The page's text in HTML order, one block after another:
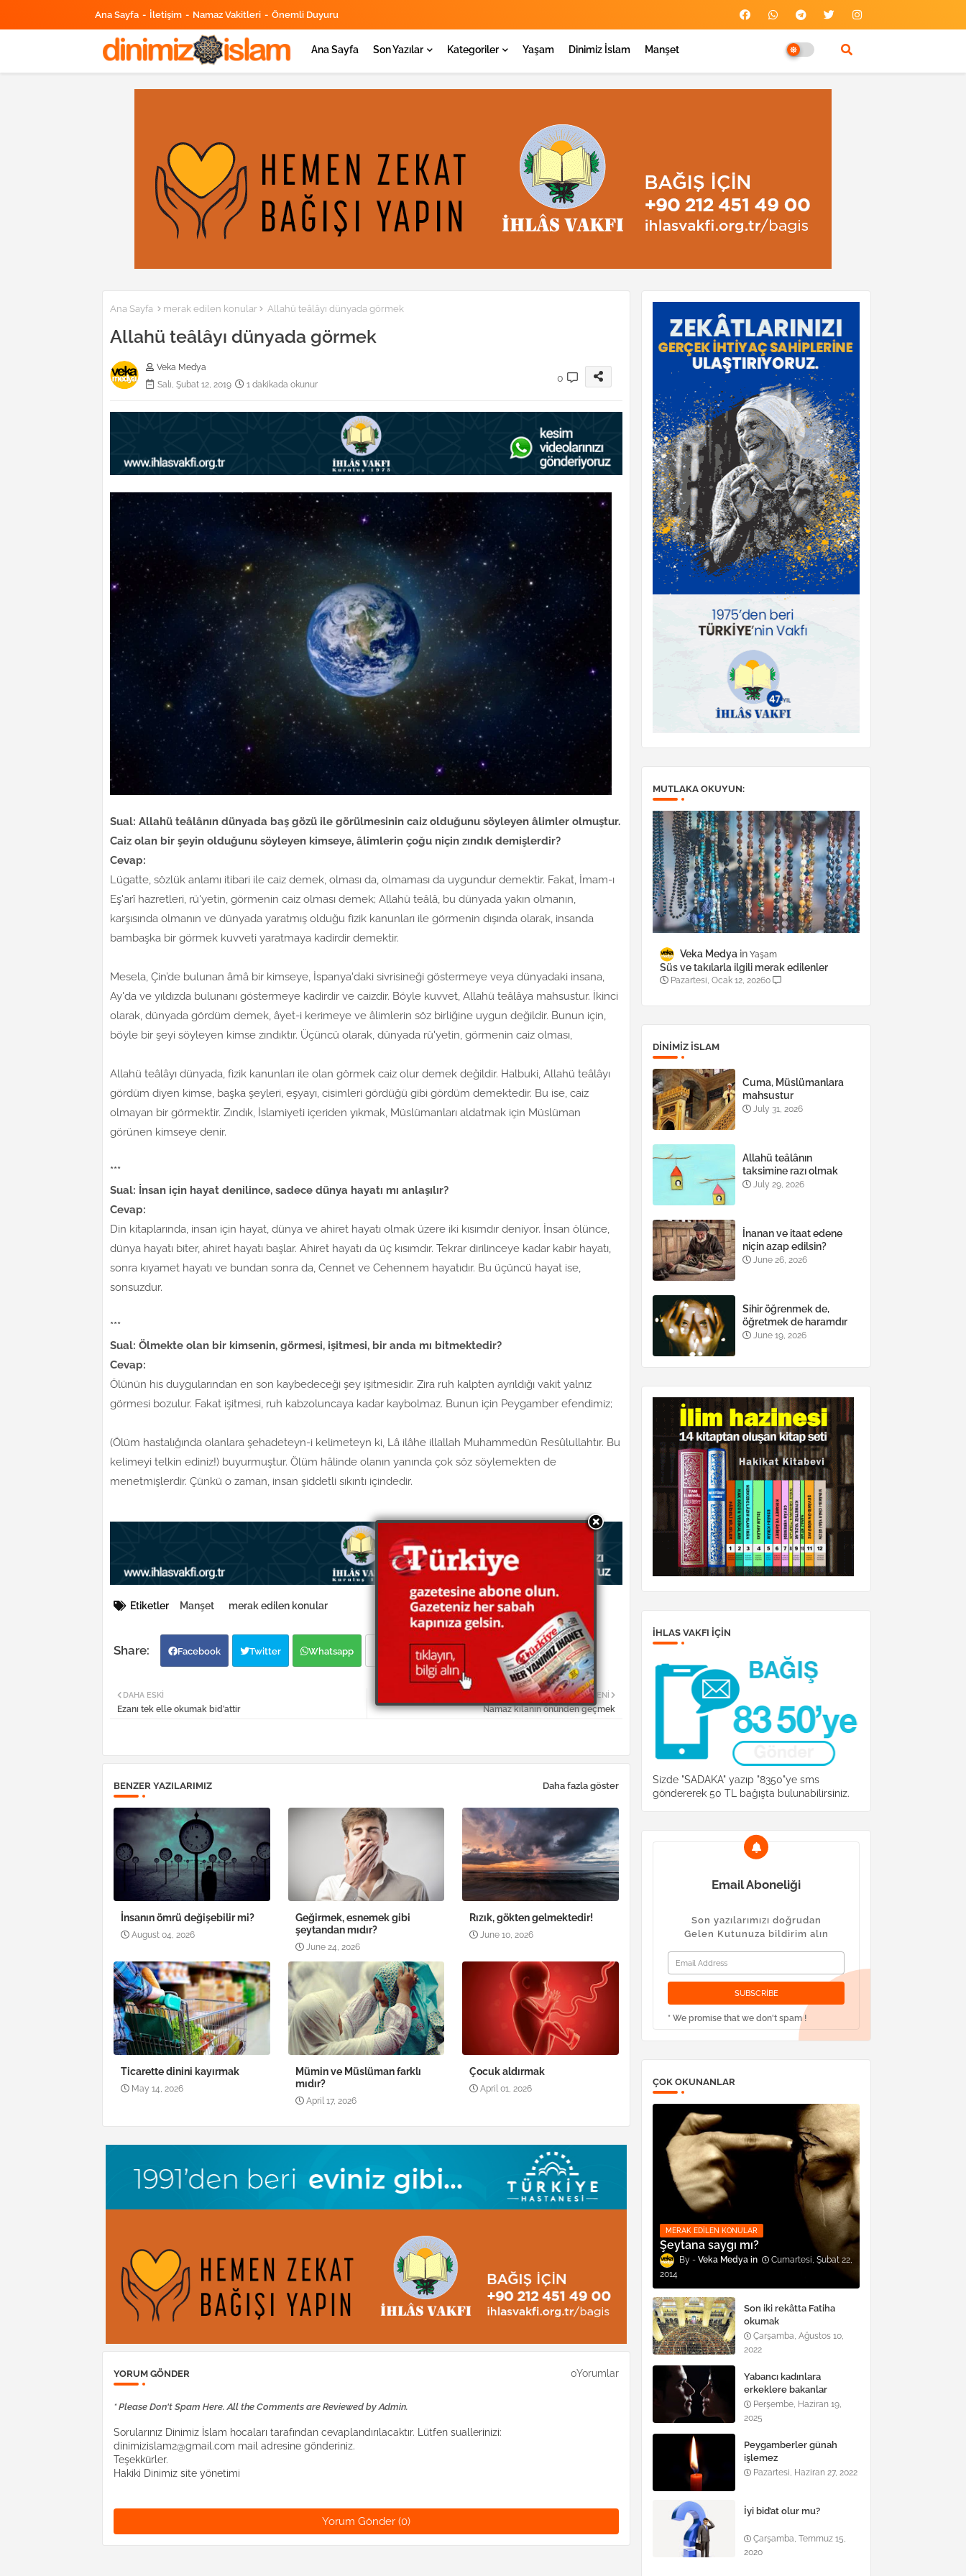
Ana Sayfa İletişim Namaz Vakitleri Önemli Duyuru
Ana Sayfa Son Yazılar Kategoriler Yaşam Dinimiz İslam Manşet
Ana Sayfa merak edilen konular Allahü teâlâyı dünyada görmek
Allahü teâlâyı dünyada görmek
Veka Medya
Salı, Şubat 12, 2019
1 dakikada okunur
0
Sual: Allahü teâlânın dünyada baş gözü ile görülmesinin caiz olduğunu söyleyen âlimler olmuştur.
Caiz olan bir şeyin olduğunu söyleyen kimseye, âlimlerin çoğu niçin zındık demişlerdir?
Cevap:
Lügatte, sözlük anlamı itibari ile caiz demek, olması da, olmaması da uygundur demektir. Fakat, İmam-ı
Eş'arî hazretleri, rü'yetin, görmenin caiz olması demek; Allahü teâlâ, bu dünyada yakın olmanın,
karşısında olmanın ve dünyada yaratmış olduğu fizik kanunları ile görmenin dışında olarak, insanda
bambaşka bir görmek kuvveti yaratmaya kadirdir demektir.
Mesela, Çin’de bulunan âmâ bir kimseye, İspanya'daki sivrisineği göstermeye veya dünyadaki insana,
Ay'da ve yıldızda bulunanı göstermeye kadirdir ve caizdir. Böyle kuvvet, Allahü teâlâya mahsustur. İkinci
olarak, dünyada gördüm demek, âyet-i kerimeye ve âlimlerin söz birliğine uygun değildir. Bunun için,
böyle bir şeyi söyleyen kimse zındıktır. Üçüncü olarak, dünyada rü'yetin, görmenin caiz olması,
Allahü teâlâyı dünyada, fizik kanunları ile olan görmek caiz olur demek değildir. Halbuki, Allahü teâlâyı
gördüm diyen kimse, başka şeyleri, eşyayı, cisimleri gördüğü gibi gördüm demektedir. Bu ise, caiz
olmayan bir görmektir. Zındık, İslamiyeti içeriden yıkmak, Müslümanları aldatmak için Müslüman
görünen kimseye denir.
***
Sual: İnsan için hayat denilince, sadece dünya hayatı mı anlaşılır?
Cevap:
Din kitaplarında, insan için hayat, dünya ve ahiret hayatı olmak üzere iki kısımdır deniyor. İnsan ölünce,
dünya hayatı biter, ahiret hayatı başlar. Ahiret hayatı da üç kısımdır. Tekrar dirilinceye kadar kabir hayatı,
sonra kıyamet hayatı ve bundan sonra da, Cennet ve Cehennem hayatıdır. Bu üçüncü hayat ise,
sonsuzdur.
***
Sual: Ölmekte olan bir kimsenin, görmesi, işitmesi, bir anda mı bitmektedir?
Cevap:
Ölünün his duygularından en son kaybedeceği şey işitmesidir. Zira ruh kalpten ayrıldığı vakit yalnız
görmesi bozulur. Fakat işitmesi, ruh kabzoluncaya kadar kaybolmaz. Bunun için Peygamber efendimiz;
(Ölüm hastalığında olanlara şehadeteyn-i kelimeteyn ki, Lâ ilâhe illallah Muhammedün Resûlullahtır. Bu
kelimeyi telkin ediniz!) buyurmuştur. Ölüm hâlinde olanın yanında çok söz söylemekten de
menetmişlerdir. Çünkü o zaman, insan şiddetli sıkıntı içindedir.
Etiketler Manşet merak edilen konular
Facebook Twitter Whatsapp
DAHA YENI
Namaz kılanın önünden geçmek
DAHA ESKI
Ezanı tek elle okumak bid’attir
BENZER YAZILARIMIZ Daha fazla göster
İnsanın ömrü değişebilir mi?
August 04, 2026
Geğirmek, esnemek gibi
şeytandan mıdır?
June 24, 2026
Rızık, gökten gelmektedir!
June 10, 2026
Ticarette dinini kayırmak
May 14, 2026
Mümin ve Müslüman farklı
mıdır?
April 17, 2026
Çocuk aldırmak
April 01, 2026
YORUM GÖNDER 0Yorumlar
* Please Don't Spam Here. All the Comments are Reviewed by Admin.
Sorularınız Dinimiz İslam hocaları tarafından cevaplandırılacaktır. Lütfen suallerinizi:
dinimizislam2@gmail.com mail adresine gönderiniz.
Teşekkürler.
Hakiki Dinimiz site yönetimi
Yorum Gönder (0)
MUTLAKA OKUYUN:
Veka Medya Yaşam
Süs ve takılarla ilgili merak edilenler
Pazartesi, Ocak 12, 20260
DINIMIZ ISLAM
Cuma, Müslümanlara
mahsustur
July 31, 2026
Allahü teâlânın
taksimine razı olmak
July 29, 2026
İnanan ve itaat edene
niçin azap edilsin?
June 26, 2026
Sihir öğrenmek de,
öğretmek de haramdır
June 19, 2026
İHLAS VAKFI IÇIN
Sizde "SADAKA" yazıp "8350"ye sms
göndererek 50 TL bağışta bulunabilirsiniz.
Email Aboneliği
Son yazılarımızı doğrudan
Gelen Kutunuza bildirim alın
* We promise that we don't spam !
ÇOK OKUNANLAR
MERAK EDILEN KONULAR
Şeytana saygı mı?
Veka Medya
Cumartesi, Şubat 22,
2014
Son iki rekâtta Fatiha
okumak
Çarşamba, Ağustos 10,
2022
Yabancı kadınlara
erkeklere bakanlar
Perşembe, Haziran 19,
2025
Peygamberler günah
işlemez
Pazartesi, Haziran 27, 2022
İyi bid’at olur mu?
Çarşamba, Temmuz 15,
2020